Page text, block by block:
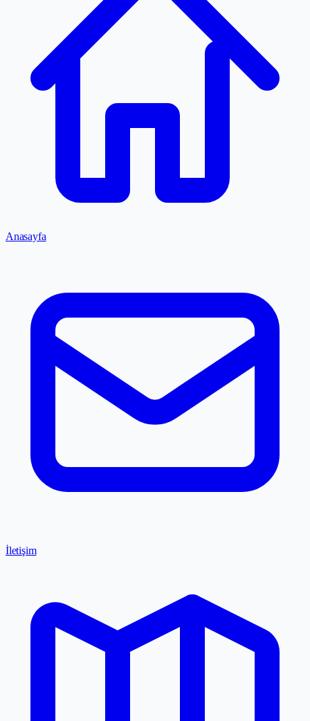
Anasayfa
İletişim